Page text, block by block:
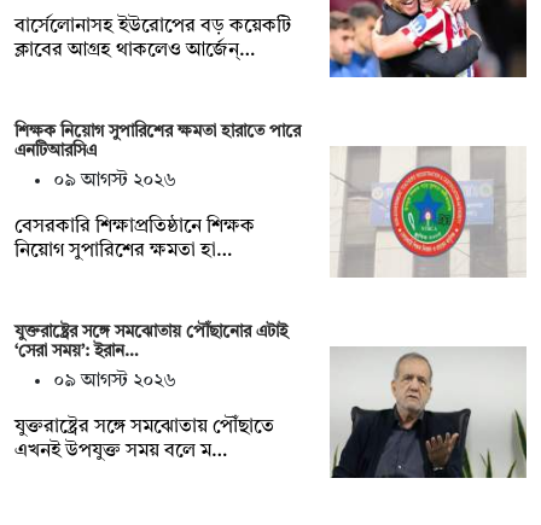
বার্সেলোনাসহ ইউরোপের বড় কয়েকটি
ক্লাবের আগ্রহ থাকলেও আর্জেন্…
শিক্ষক নিয়োগ সুপারিশের ক্ষমতা হারাতে পারে
এনটিআরসিএ
০৯ আগস্ট ২০২৬
বেসরকারি শিক্ষাপ্রতিষ্ঠানে শিক্ষক
নিয়োগ সুপারিশের ক্ষমতা হা…
যুক্তরাষ্ট্রের সঙ্গে সমঝোতায় পৌঁছানোর এটাই
‘সেরা সময়’: ইরান…
০৯ আগস্ট ২০২৬
যুক্তরাষ্ট্রের সঙ্গে সমঝোতায় পৌঁছাতে
এখনই উপযুক্ত সময় বলে ম…